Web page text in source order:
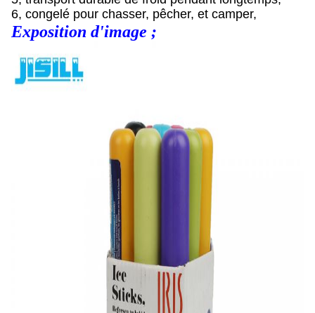
6, congelé pour chasser, pêcher, et camper,
Exposition d'image ;